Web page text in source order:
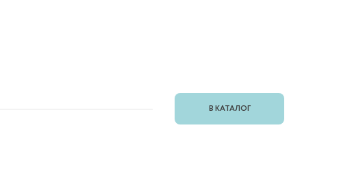
В КАТАЛОГ